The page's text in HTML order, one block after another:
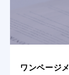
ワンページ